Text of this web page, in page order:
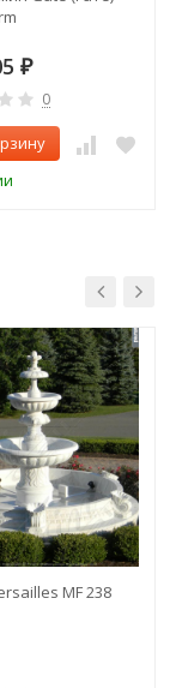
₽
0
MF 238